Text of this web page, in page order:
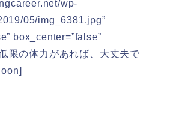
wp-
05/img_6381.jpg”
box_center=”false”
限の体力があれば、大丈夫で